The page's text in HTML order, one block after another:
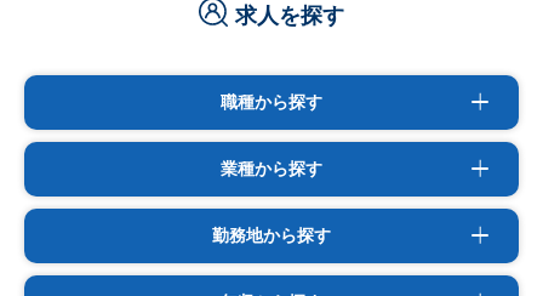
求人を探す
職種から探す
業種から探す
勤務地から探す